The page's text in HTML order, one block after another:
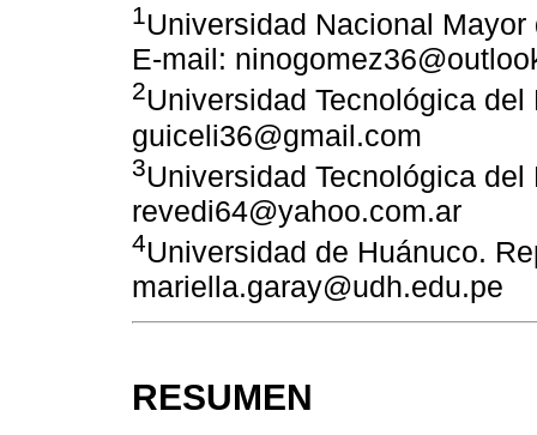
1Universidad Nacional
E-mail:
2Universidad Tecnológica
guiceli36@gmail.com
3Universidad Tecnológica
revedi64@yahoo.com.ar
4Universidad de Huánuco.
mariella.garay@udh.edu.pe
RESUMEN